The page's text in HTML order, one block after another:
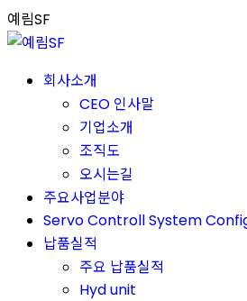
Skip
to
예림SF
회사소개
CEO 인사말
기업소개
조직도
오시는길
주요사업분야
Servo Controll System
납품실적
주요 납품실적
Hyd unit